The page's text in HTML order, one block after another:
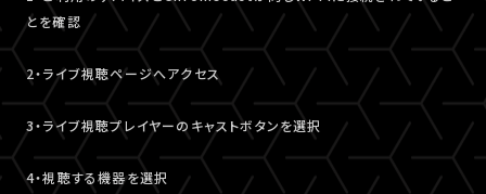
とを確認
2・ライブ視聴ページへアクセス
3・ライブ視聴プレイヤーのキャストボタンを選択
4・視聴する機器を選択